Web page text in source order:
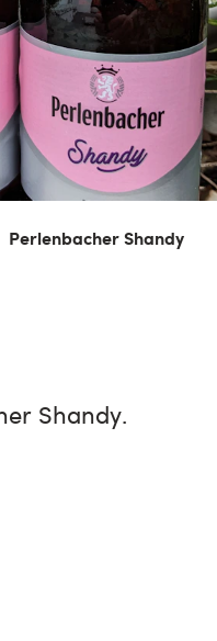
Perlenbacher Shandy
Shandy.